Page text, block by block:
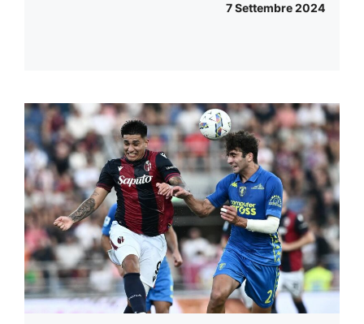
7 Settembre 2024